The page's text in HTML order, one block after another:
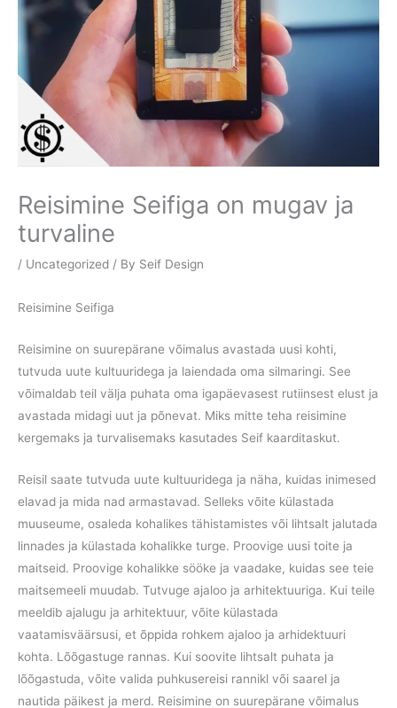
Reisimine Seifiga on mugav ja
turvaline
/ Uncategorized / By Seif Design
Reisimine Seifiga
Reisimine on suurepärane võimalus avastada uusi kohti,
tutvuda uute kultuuridega ja laiendada oma silmaringi. See
võimaldab teil välja puhata oma igapäevasest rutiinsest elust ja
avastada midagi uut ja põnevat. Miks mitte teha reisimine
kergemaks ja turvalisemaks kasutades Seif kaarditaskut.
Reisil saate tutvuda uute kultuuridega ja näha, kuidas inimesed
elavad ja mida nad armastavad. Selleks võite külastada
muuseume, osaleda kohalikes tähistamistes või lihtsalt jalutada
linnades ja külastada kohalikke turge. Proovige uusi toite ja
maitseid. Proovige kohalikke sööke ja vaadake, kuidas see teie
maitsemeeli muudab. Tutvuge ajaloo ja arhitektuuriga. Kui teile
meeldib ajalugu ja arhitektuur, võite külastada
vaatamisväärsusi, et õppida rohkem ajaloo ja arhidektuuri
kohta. Lõõgastuge rannas. Kui soovite lihtsalt puhata ja
lõõgastuda, võite valida puhkusereisi rannikl või saarel ja
nautida päikest ja merd. Reisimine on suurepärane võimalus